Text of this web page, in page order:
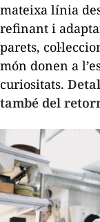
mateixa línia
refinant i
parets,
món donen a
curiositats.
també del